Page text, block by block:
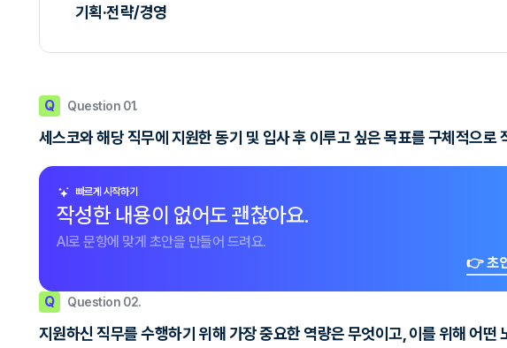
기획·전략/경영
Q Question 01.
세스코와 해당 직무에 지원한 동기 및 입사 후 이루고 싶은 목표를 구체적으로
빠르게 시작하기
작성한 내용이 없어도 괜찮아요.
AI로 문항에 맞게 초안을 만들어 드려요.
👉 초
Q Question 02.
지원하신 직무를 수행하기 위해 가장 중요한 역량은 무엇이고, 이를 위해 어